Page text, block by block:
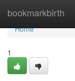
bookmarkbirth
Home
Home
1